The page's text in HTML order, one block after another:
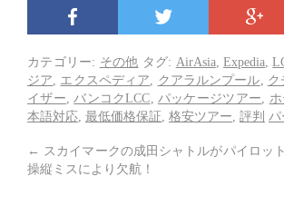
カテゴリー: その他 タグ: AirAsia,Expedia ,
ジア
エクスペディア クアラルンプール ク
イザー
バンコクLCC パッケージツアー
本語対応 最低価格保証 格安ツアー 評判
← スカイマークの成田シャトルがパイロッ
操縦ミスにより欠航！